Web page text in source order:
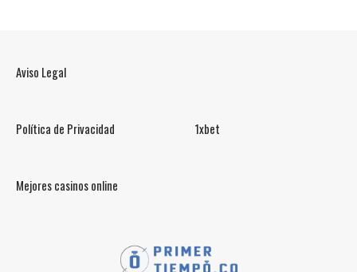
Aviso Legal
Política de Privacidad 1xbet
Mejores casinos online